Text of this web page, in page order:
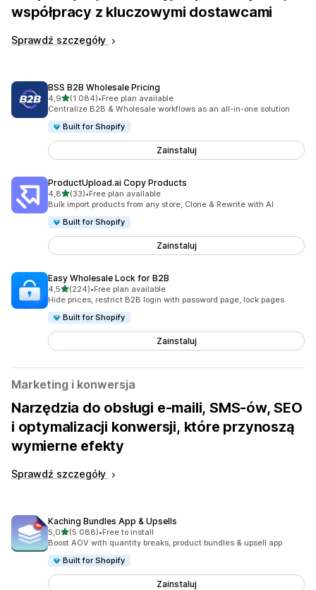
współpracy z kluczowymi dostawcami
Sprawdź szczegóły
BSS B2B Wholesale Pricing
4,9na 5 gwiazdek
(1 084)
Łączna liczba recenzji: 1084
•Free plan available
Centralize B2B & Wholesale workflows as an all-in-one solution
Built for Shopify
Zainstaluj
ProductUpload.ai Copy Products
4,8na 5 gwiazdek
(33)
Łączna liczba recenzji: 33
•Free plan available
Bulk import products from any store, Clone & Rewrite with AI
Built for Shopify
Zainstaluj
Easy Wholesale Lock for B2B
4,5na 5 gwiazdek
(224)
Łączna liczba recenzji: 224
•Free plan available
Hide prices, restrict B2B login with password page, lock pages
Built for Shopify
Zainstaluj
Marketing i konwersja
Narzędzia do obsługi e-maili, SMS-ów, SEO
i optymalizacji konwersji, które przynoszą
wymierne efekty
Sprawdź szczegóły
Kaching Bundles App & Upsells
5,0na 5 gwiazdek
(5 088)
Łączna liczba recenzji: 5088
•Free to install
Boost AOV with quantity breaks, product bundles & upsell app
Built for Shopify
Zainstaluj